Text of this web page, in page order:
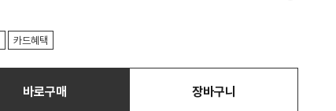
카드혜택
바로구매 장바구니